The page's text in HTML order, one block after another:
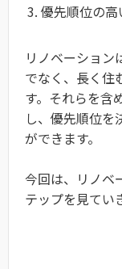
優先順位の
リノベーション
でなく、長く住
す。それらを含
し、優先順位を
ができます。
今回は、リノベ
テップを見てい